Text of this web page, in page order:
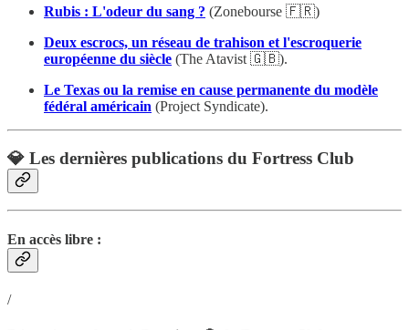
Rubis : L'odeur du sang ? (Zonebourse 🇫🇷)
Deux escrocs, un réseau de trahison et l'escroquerie
européenne du siècle (The Atavist 🇬🇧).
Le Texas ou la remise en cause permanente du modèle
fédéral américain (Project Syndicate).
💎 Les dernières publications du Fortress Club
En accès libre :
/